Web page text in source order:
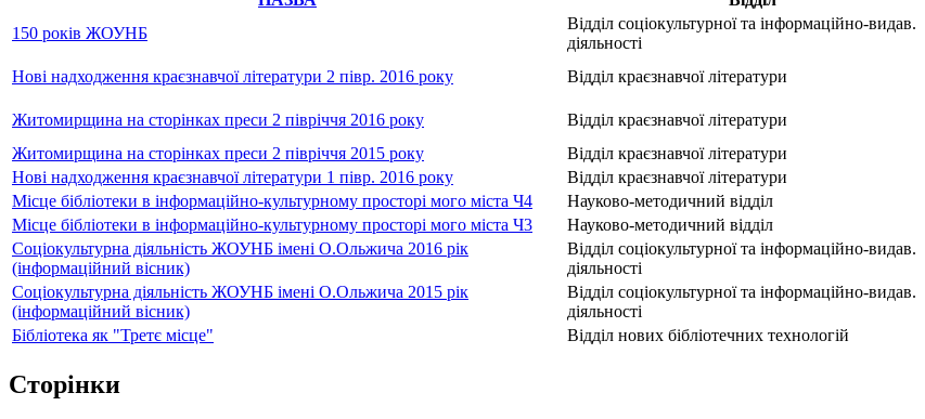
150 років ЖОУНБ
Відділ соціокультурної та інформаційно-видав.
діяльності
Нові надходження краєзнавчої літератури 2 півр. 2016 року Відділ краєзнавчої літератури
Житомирщина на сторінках преси 2 півріччя 2016 року
Відділ краєзнавчої літератури
Житомирщина на сторінках преси 2 півріччя 2015 року
Відділ краєзнавчої літератури
Нові надходження краєзнавчої літератури 1 півр. 2016 року
Відділ краєзнавчої літератури
Місце бібліотеки в інформаційно-культурному просторі мого міста Ч4
Науково-методичний відділ
Місце бібліотеки в інформаційно-культурному просторі мого міста Ч3
Науково-методичний відділ
Соціокультурна діяльність ЖОУНБ імені О.Ольжича 2016 рік
(інформаційний вісник)
Відділ соціокультурної та інформаційно-видав.
діяльності
Соціокультурна діяльність ЖОУНБ імені О.Ольжича 2015 рік
(інформаційний вісник)
Відділ соціокультурної та інформаційно-видав.
діяльності
Бібліотека як "Третє місце"
Відділ нових бібліотечних технологій
Сторінки